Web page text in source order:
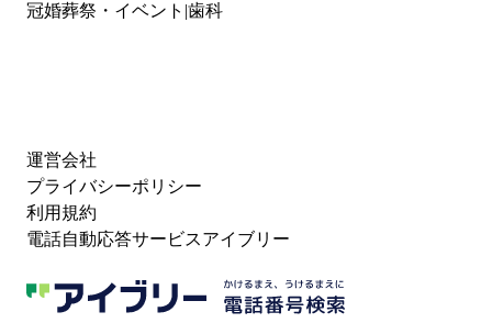
冠婚葬祭・イベント 歯科
運営会社
プライバシーポリシー
利用規約
電話自動応答サービスアイブリー